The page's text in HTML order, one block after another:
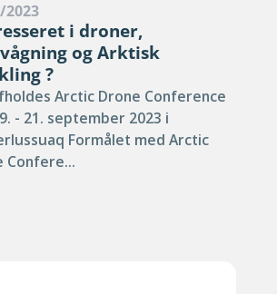
2023
i droner,
og Arktisk
?
Arctic Drone Conference
- 21. september 2023 i
Formålet med Arctic
Confere...